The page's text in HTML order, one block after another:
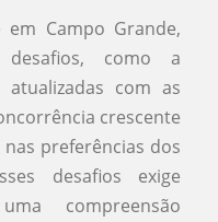
Campo Grande,
desafios, como a
com as
crescente
preferências dos
desafios exige
compreensão